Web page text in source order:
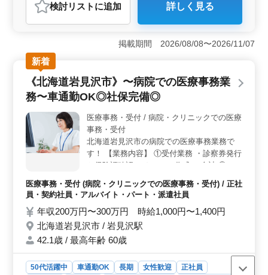
おすすめポイント
＜ベテランの経験を活かせる職場＞ この求人は中高年
のベテラン料理人も活躍しており、調理経験が1年以上あ
れば応募可能です。ビュッフェレストランのオープンキ
ッチンで調理、盛り付け、仕込み、食器洗浄、清掃な
ど、調理全般の補助業務を担当します。これまでの経験
を活かし、ダイナミックな環境で活躍できるチャンスで
す。 ＜安定した収入と安心の福利厚生＞ 年収300万
生として雇用・労災・健康・厚生年金に加入できるた
め、長期的に安心して働けます。通勤手当も実費支給さ
れ、通勤費用の心配も不要です。しっかりとした給与体
制が整っています。 ＜働きやすい環境と充実の住環
境＞ 北海道上川郡新得町に位置し、新得駅からアクセ
されているため、通勤のストレスが少なく済みます。単
身用の宿舎も完備されており、住まいの心配もありませ
ん。週休二日制のシフト勤務で、仕事とプライベートの
バランスを取りながら働けます。就業時間は8:00～21:00
の間で8時間程度、休憩時間も60分しっかり確保されてい
ます。
検討リスト に追加 詳しく見る
掲載期間 2026/08/08〜2026/11/07
新着
《北海道岩見沢市》〜病院での医療事務業
務〜車通勤OK◎社保完備◎
医療事務・受付 / 病院・クリニックでの医療
事務・受付
北海道岩見沢市の病院での医療事務業務で
す！ 【業務内容】 ①受付業務 ・診察券発行
と保険証確認 ・カルテの作成 ・会計 ②レセ
作成・点検 ※1か月分の費用を翌月10日まで
請求する決まりがある為、月末〜月初が繁忙
期。 ③クラーク業務 ・医師・看護師などの
診療補助業務 ＊中高年活躍中 ＊社会保険完
備 ＊経験者優遇 ＊車通勤OK 中高年も活躍
方、ぜひご応募ください。
医療事務・受付 (病院・クリニックでの医療事務・受付) / 正社
員・契約社員・アルバイト・パート・派遣社員
年収200万円〜300万円 時給1,000円〜1,400円
北海道岩見沢市 / 岩見沢駅
42.1歳 / 最高年齢 60歳
50代活躍中 車通勤OK 長期 女性歓迎
正社員